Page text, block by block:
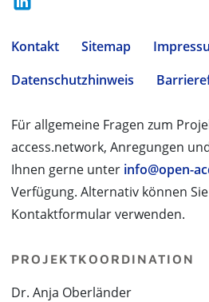
Kontakt Sitemap
Datenschutzhinweis
Für allgemeine Fragen zum
access.network, Anregungen
Ihnen gerne unter info@open-
Verfügung. Alternativ können
Kontaktformular verwenden.
PROJEKTKOORDINATION
Dr. Anja Oberländer